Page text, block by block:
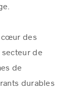
cœur des
de
de
durables